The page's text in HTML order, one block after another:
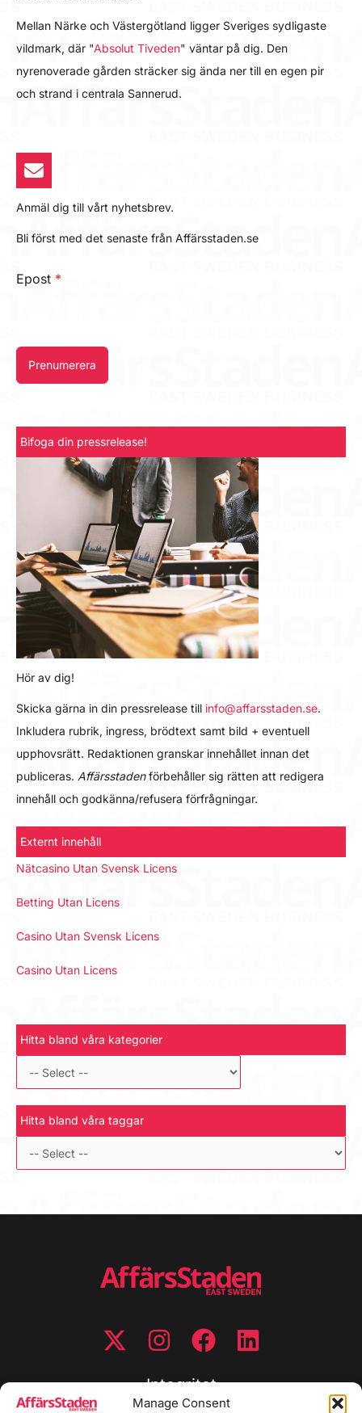
Manage Consent
Mellan Närke och Västergötland ligger Sveriges sydligaste
vildmark, där "Absolut Tiveden" väntar på dig. Den
nyrenoverade gården sträcker sig ända ner till en egen pir
och strand i centrala Sannerud.
Anmäl dig till vårt nyhetsbrev.
Bli först med det senaste från Affärsstaden.se
Epost *
Prenumerera
Bifoga din pressrelease!
Hör av dig!
Skicka gärna in din pressrelease till info@affarsstaden.se.
Inkludera rubrik, ingress, brödtext samt bild + eventuell
upphovsrätt. Redaktionen granskar innehållet innan det
publiceras. Affärsstadenförbehåller sig rätten att redigera
innehåll och godkänna/refusera förfrågningar.
Externt innehåll
Nätcasino Utan Svensk Licens
Betting Utan Licens
Casino Utan Svensk Licens
Casino Utan Licens
Hitta bland våra kategorier
Hitta bland våra taggar
Integritet